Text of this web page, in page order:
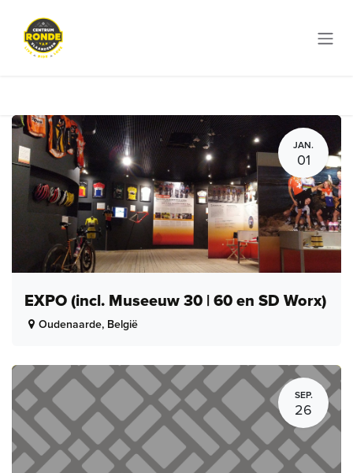
JAN.
01
EXPO (incl. Museeuw 30 | 60 en SD Worx)
Oudenaarde, België
SEP.
26